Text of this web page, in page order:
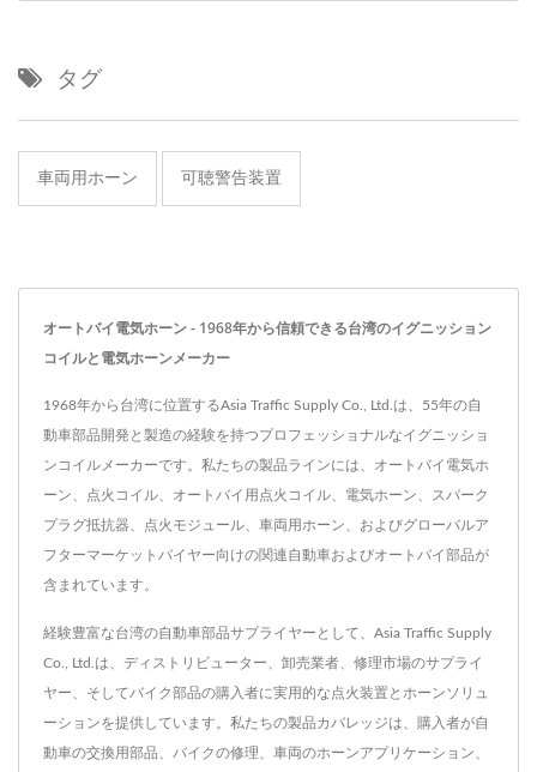
タグ
車両用ホーン 可聴警告装置
オートバイ電気ホーン - 1968年から信頼できる台湾のイグニッション
コイルと電気ホーンメーカー
1968年から台湾に位置するAsia Traffic Supply Co., Ltd.は、55年の自
動車部品開発と製造の経験を持つプロフェッショナルなイグニッショ
ンコイルメーカーです。私たちの製品ラインには、オートバイ電気ホ
ーン、点火コイル、オートバイ用点火コイル、電気ホーン、スパーク
プラグ抵抗器、点火モジュール、車両用ホーン、およびグローバルア
フターマーケットバイヤー向けの関連自動車およびオートバイ部品が
含まれています。
経験豊富な台湾の自動車部品サプライヤーとして、Asia Traffic Supply
Co., Ltd.は、ディストリビューター、卸売業者、修理市場のサプライ
ヤー、そしてバイク部品の購入者に実用的な点火装置とホーンソリュ
ーションを提供しています。私たちの製品カバレッジは、購入者が自
動車の交換用部品、バイクの修理、車両のホーンアプリケーション、